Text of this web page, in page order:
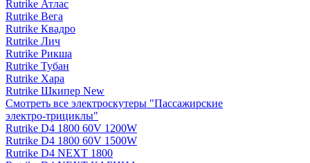
Rutrike Атлас
Rutrike Вега
Rutrike Квадро
Rutrike Лич
Rutrike Рикша
Rutrike Тубан
Rutrike Хара
Rutrike Шкипер New
Смотреть все электро­скутеры "Пассажирские
электро‑трициклы"
Rutrike D4 1800 60V 1200W
Rutrike D4 1800 60V 1500W
Rutrike D4 NEXT 1800